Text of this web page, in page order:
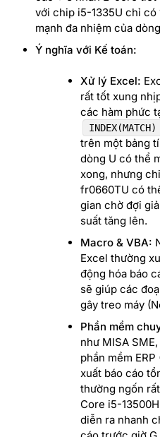
với chip i5-1335U chỉ có
mạnh đa nhiệm của
Ý nghĩa với Kế toán:
Xử lý Excel:
rất tốt xung
các hàm phức
INDEX(MATCH)
trên một bảng
dòng U có thể
xong, nhưng
fr0660TU có
gian chờ đợi
suất tăng lên.
Macro & VBA:
Excel thường
động hóa báo
sẽ giúp các
gây treo máy
Phần mềm
như MISA
phần mềm
xuất báo cáo
thường ngốn
Core i5-
diễn ra nhanh